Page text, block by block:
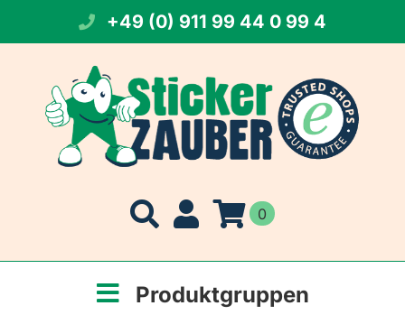
springen
+49 (0) 911 99 44 0 99 4
0
Produktgruppen